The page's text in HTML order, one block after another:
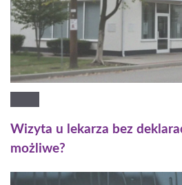
Wizyta u lekarza bez
możliwe?